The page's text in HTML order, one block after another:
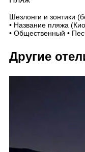
Шезлонги и зонтики
• Название пляжа
• Общественный •
Другие